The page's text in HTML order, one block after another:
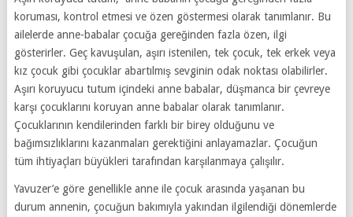
koruması, kontrol etmesi ve özen göstermesi olarak tanımlanır. Bu
ailelerde anne-babalar çocuğa gereğinden fazla özen, ilgi
gösterirler. Geç kavuşulan, aşırı istenilen, tek çocuk, tek erkek veya
kız çocuk gibi çocuklar abartılmış sevginin odak noktası olabilirler.
Aşırı koruyucu tutum içindeki anne babalar, düşmanca bir çevreye
karşı çocuklarını koruyan anne babalar olarak tanımlanır.
Çocuklarının kendilerinden farklı bir birey olduğunu ve
bağımsızlıklarını kazanmaları gerektiğini anlayamazlar. Çocuğun
tüm ihtiyaçları büyükleri tarafından karşılanmaya çalışılır.
Yavuzer’e göre genellikle anne ile çocuk arasında yaşanan bu
durum annenin, çocuğun bakımıyla yakından ilgilendiği dönemlerde